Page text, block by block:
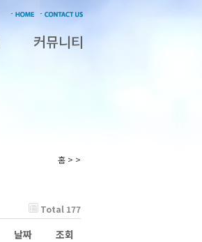
커뮤니티
홈 > >
Total 177
날짜 조회